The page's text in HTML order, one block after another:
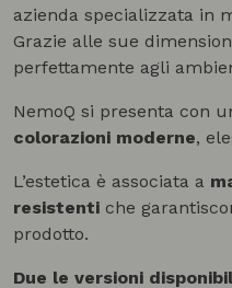
azienda specializzata in
Grazie alle sue
perfettamente agli
NemoQ si presenta con
colorazioni moderne,
L’estetica è associata a
resistenti che
prodotto.
Due le versioni